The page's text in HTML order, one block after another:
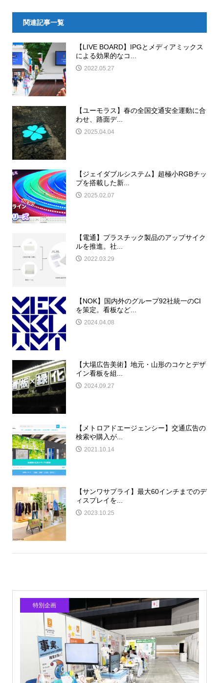
関連記事一覧
【LIVE BOARD】IPGとメディアミックス
による効果的なコ...
2022.05.27
【ユーモラス】春の全国交通安全運動に合
わせ、路面デ...
2025.04.04
【ジェイダブルシステム】超極小RGBチッ
プを搭載した新...
2025.02.07
【電通】プラスチック製品のアップサイク
ルを推進。社...
2022.03.29
【NOK】国内外のグループ92社統一のCI
を策定。看板など...
2024.04.08
【大場広告美術】地元・山形のコケとデザ
イン看板を組...
2024.09.27
【メトロアドエージェンシー】交通広告の
検索や購入が...
2021.10.14
【サンワサプライ】最大60インチまでのデ
ィスプレイを...
2023.10.25
特別企画